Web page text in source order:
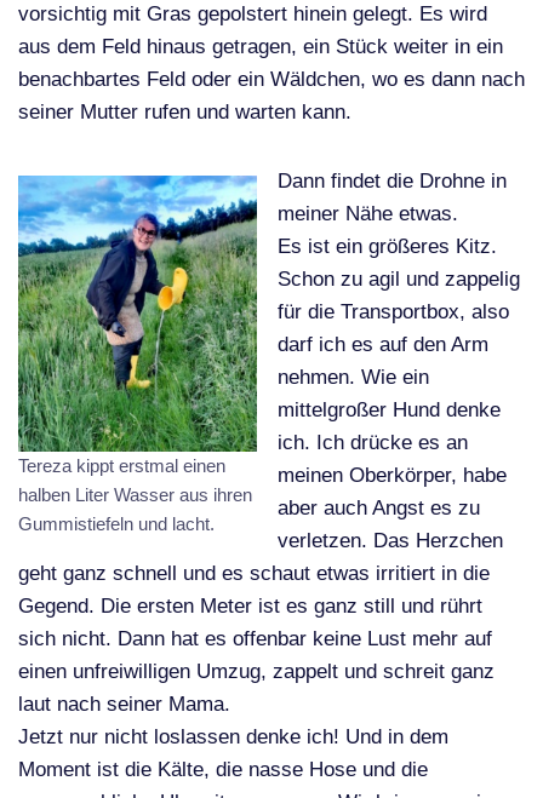
vorsichtig mit Gras gepolstert hinein gelegt. Es wird
aus dem Feld hinaus getragen, ein Stück weiter in ein
benachbartes Feld oder ein Wäldchen, wo es dann nach
seiner Mutter rufen und warten kann.
Tereza kippt erstmal einen
halben Liter Wasser aus ihren
Gummistiefeln und lacht.
Dann findet die Drohne in
meiner Nähe etwas.
Es ist ein größeres Kitz.
Schon zu agil und zappelig
für die Transportbox, also
darf ich es auf den Arm
nehmen. Wie ein
mittelgroßer Hund denke
ich. Ich drücke es an
meinen Oberkörper, habe
aber auch Angst es zu
verletzen. Das Herzchen
geht ganz schnell und es schaut etwas irritiert in die
Gegend. Die ersten Meter ist es ganz still und rührt
sich nicht. Dann hat es offenbar keine Lust mehr auf
einen unfreiwilligen Umzug, zappelt und schreit ganz
laut nach seiner Mama.
Jetzt nur nicht loslassen denke ich! Und in dem
Moment ist die Kälte, die nasse Hose und die